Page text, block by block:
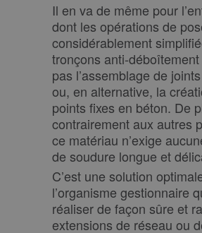
Il en va de même pour
dont les opérations de
considérablement
tronçons anti-déboîtement
pas l’assemblage de
ou, en alternative, la
points fixes en béton. De
contrairement aux autres
ce matériau n’exige
de soudure longue et
C’est une solution
l’organisme gestionnaire
réaliser de façon sûre et
extensions de réseau ou